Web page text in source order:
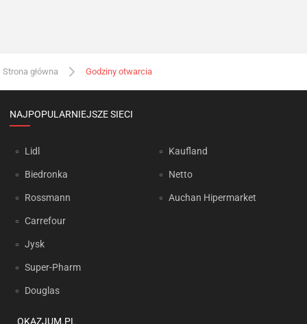
Strona główna Godziny otwarcia
NAJPOPULARNIEJSZE SIECI
Lidl
Biedronka
Rossmann
Carrefour
Jysk
Super-Pharm
Douglas
Kaufland
Netto
Auchan Hipermarket
OKAZJUM.PL